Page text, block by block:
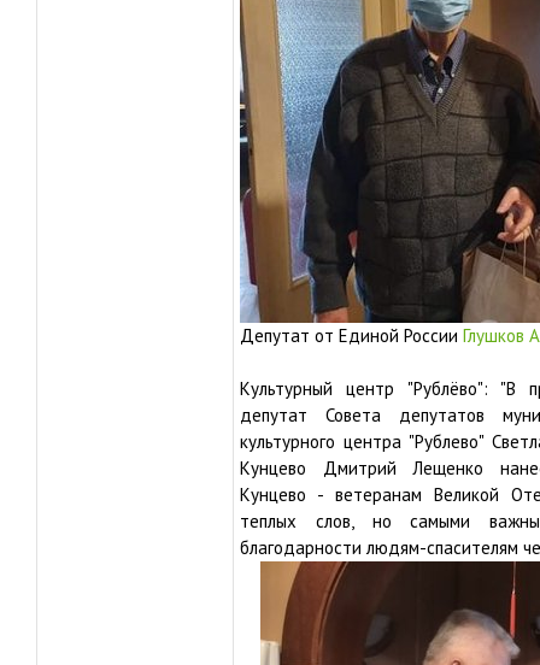
Депутат от Единой России Глушков
Культурный центр "Рублёво": "В
депутат Совета депутатов
культурного центра "Рублево"
Кунцево Дмитрий Лещенко
Кунцево - ветеранам Великой
теплых слов, но самыми
благодарности людям-спасителям